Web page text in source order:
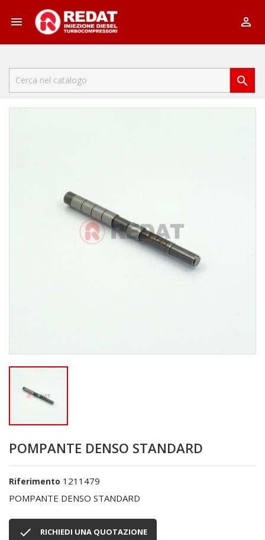
 

POMPANTE DENSO STANDARD
Riferimento 1211479
POMPANTE DENSO STANDARD
 RICHIEDI UNA QUOTAZIONE